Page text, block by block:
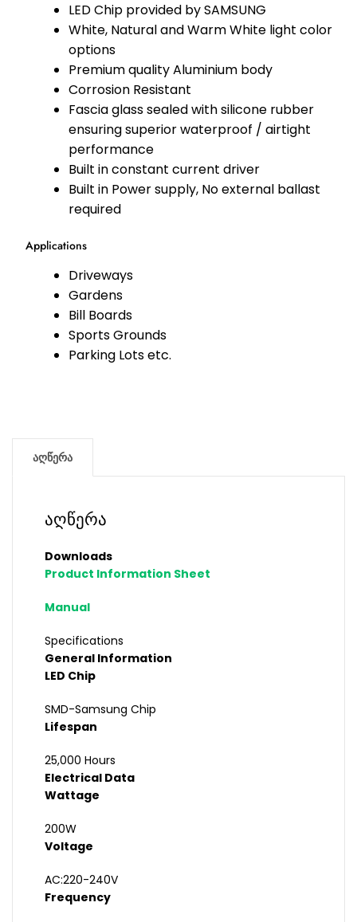
LED Chip provided by SAMSUNG
White, Natural and Warm White light color
options
Premium quality Aluminium body
Corrosion Resistant
Fascia glass sealed with silicone rubber
ensuring superior waterproof / airtight
performance
Built in constant current driver
Built in Power supply, No external ballast
required
Applications
Driveways
Gardens
Bill Boards
Sports Grounds
Parking Lots etc.
აღწერა
აღწერა
Downloads
Product Information Sheet
Manual
Specifications
General Information
LED Chip
SMD-Samsung Chip
Lifespan
25,000 Hours
Electrical Data
Wattage
200W
Voltage
AC:220-240V
Frequency